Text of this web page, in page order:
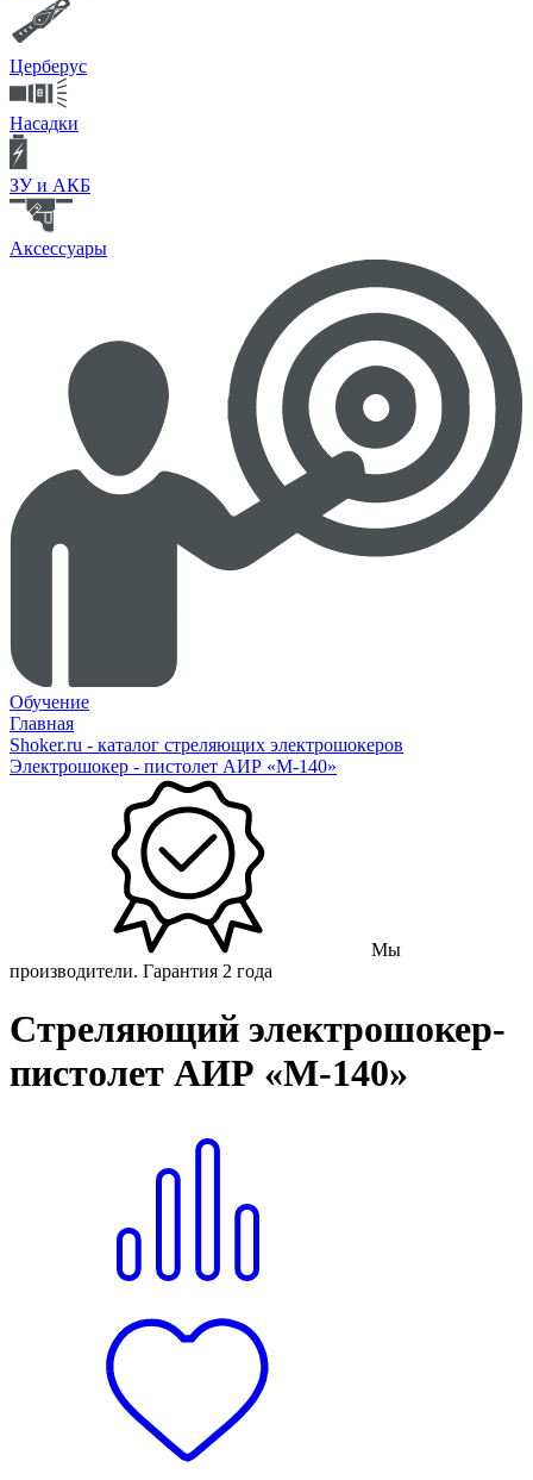
Церберус
Насадки
ЗУ и АКБ
Аксессуары
Обучение
Главная
Shoker.ru - каталог стреляющих электрошокеров
Электрошокер - пистолет АИР «М-140»
Мы
производители. Гарантия 2 года
Стреляющий электрошокер-
пистолет АИР «М-140»